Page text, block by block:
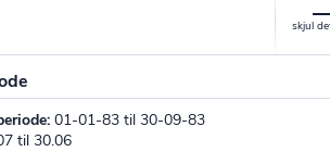
01-01-83 til 30-09-83
til 30.06